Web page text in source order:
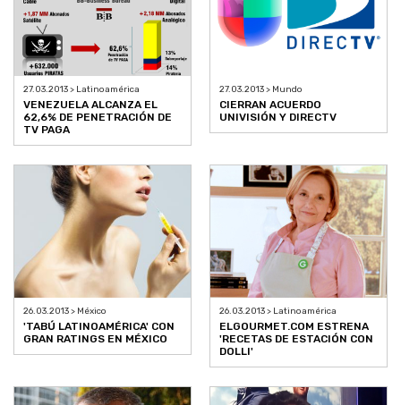
27.03.2013 > Latinoamérica
VENEZUELA ALCANZA EL
62,6% DE PENETRACIÓN DE
TV PAGA
27.03.2013 > Mundo
CIERRAN ACUERDO
UNIVISIÓN Y DIRECTV
26.03.2013 > México
'TABÚ LATINOAMÉRICA' CON
GRAN RATINGS EN MÉXICO
26.03.2013 > Latinoamérica
ELGOURMET.COM ESTRENA
'RECETAS DE ESTACIÓN CON
DOLLI'